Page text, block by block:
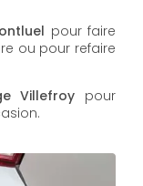
pour faire
ou pour refaire
Villefroy pour